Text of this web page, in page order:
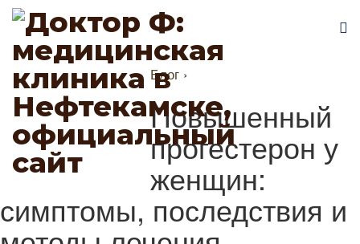
Блог ›
Повышенный
прогестерон у
женщин:
симптомы, последствия и